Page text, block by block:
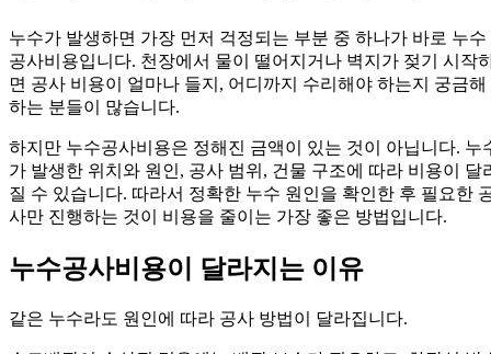
누수가 발생하면 가장 먼저 걱정되는 부분 중 하나가 바로 누수
공사비용입니다. 천장에서 물이 떨어지거나 벽지가 젖기 시작
면 공사 비용이 얼마나 들지, 어디까지 수리해야 하는지 궁금해
하는 분들이 많습니다.
하지만 누수공사비용은 정해진 금액이 있는 것이 아닙니다. 누
가 발생한 위치와 원인, 공사 범위, 건물 구조에 따라 비용이 달
질 수 있습니다. 따라서 정확한 누수 원인을 확인한 후 필요한
사만 진행하는 것이 비용을 줄이는 가장 좋은 방법입니다.
누수공사비용이 달라지는 이유
같은 누수라도 원인에 따라 공사 방법이 달라집니다.